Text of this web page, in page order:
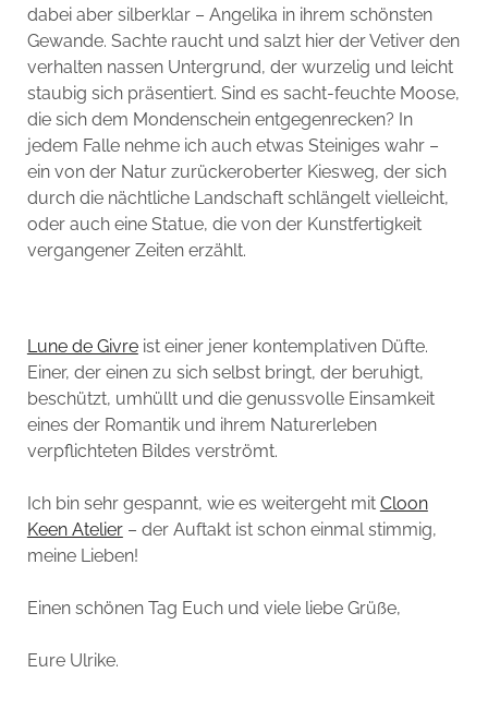
dabei aber silberklar – Angelika in ihrem schönsten
Gewande. Sachte raucht und salzt hier der Vetiver den
verhalten nassen Untergrund, der wurzelig und leicht
staubig sich präsentiert. Sind es sacht-feuchte Moose,
die sich dem Mondenschein entgegenrecken? In
jedem Falle nehme ich auch etwas Steiniges wahr –
ein von der Natur zurückeroberter Kiesweg, der sich
durch die nächtliche Landschaft schlängelt vielleicht,
oder auch eine Statue, die von der Kunstfertigkeit
vergangener Zeiten erzählt.
Lune de Givreist einer jener kontemplativen Düfte.
Einer, der einen zu sich selbst bringt, der beruhigt,
beschützt, umhüllt und die genussvolle Einsamkeit
eines der Romantik und ihrem Naturerleben
verpflichteten Bildes verströmt.
Ich bin sehr gespannt, wie es weitergeht mit Cloon
Keen Atelier– der Auftakt ist schon einmal stimmig,
meine Lieben!
Einen schönen Tag Euch und viele liebe Grüße,
Eure Ulrike.